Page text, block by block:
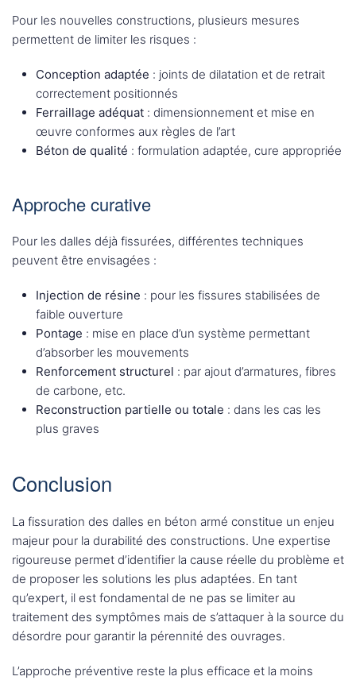
Pour les nouvelles constructions, plusieurs mesures
permettent de limiter les risques :
Conception adaptée : joints de dilatation et de retrait
correctement positionnés
Ferraillage adéquat : dimensionnement et mise en
œuvre conformes aux règles de l’art
Béton de qualité : formulation adaptée, cure appropriée
Approche curative
Pour les dalles déjà fissurées, différentes techniques
peuvent être envisagées :
Injection de résine : pour les fissures stabilisées de
faible ouverture
Pontage : mise en place d’un système permettant
d’absorber les mouvements
Renforcement structurel : par ajout d’armatures, fibres
de carbone, etc.
Reconstruction partielle ou totale : dans les cas les
plus graves
Conclusion
La fissuration des dalles en béton armé constitue un enjeu
majeur pour la durabilité des constructions. Une expertise
rigoureuse permet d’identifier la cause réelle du problème et
de proposer les solutions les plus adaptées. En tant
qu’expert, il est fondamental de ne pas se limiter au
traitement des symptômes mais de s’attaquer à la source du
désordre pour garantir la pérennité des ouvrages.
L’approche préventive reste la plus efficace et la moins